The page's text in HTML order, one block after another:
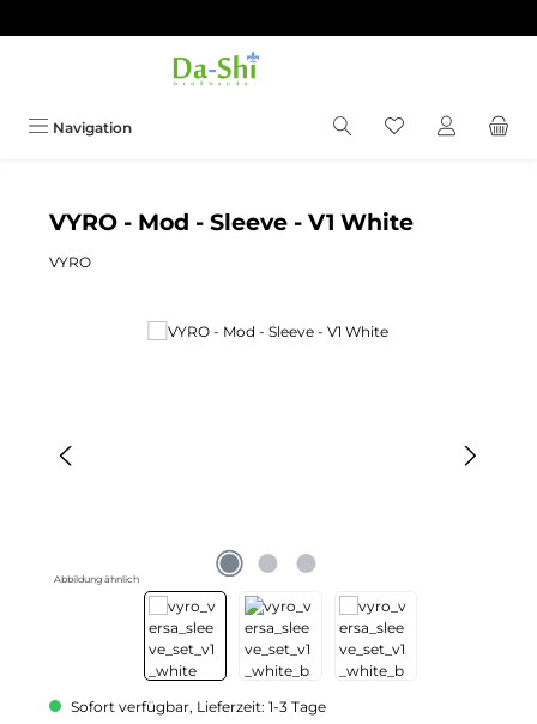
Navigation Du hast 0
VYRO - Mod - Sleeve - V1 White
VYRO
Bildergalerie überspringen
Abbildung ähnlich
Sofort verfügbar, Lieferzeit: 1-3 Tage